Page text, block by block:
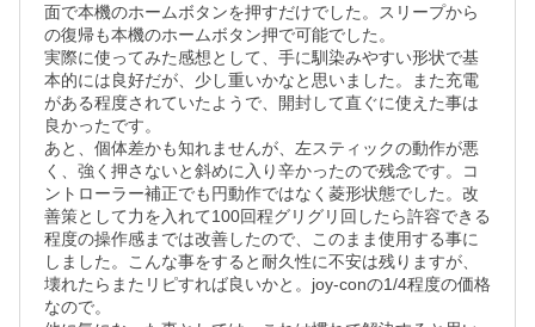
面で本機のホームボタンを押すだけでした。スリープから
の復帰も本機のホームボタン押で可能でした。
実際に使ってみた感想として、手に馴染みやすい形状で基
本的には良好だが、少し重いかなと思いました。また充電
がある程度されていたようで、開封して直ぐに使えた事は
良かったです。
あと、個体差かも知れませんが、左スティックの動作が悪
く、強く押さないと斜めに入り辛かったので残念です。コ
ントローラー補正でも円動作ではなく菱形状態でした。改
善策として力を入れて100回程グリグリ回したら許容できる
程度の操作感までは改善したので、このまま使用する事に
しました。こんな事をすると耐久性に不安は残りますが、
壊れたらまたリピすれば良いかと。joy-conの1/4程度の価格
なので。